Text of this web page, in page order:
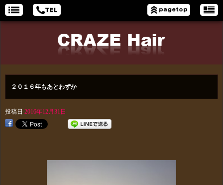
２０１６年もあとわずか
投稿日 2016年12月31日